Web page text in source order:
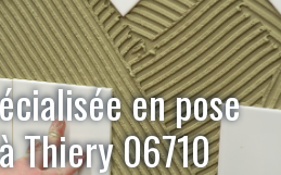
en pose
Thiery 06710